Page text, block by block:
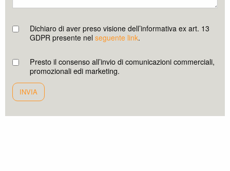
Dichiaro di aver preso visione dell’informativa ex art. 13
GDPR presente nel seguente link.
Presto il consenso all’invio di comunicazioni commerciali,
promozionali edi marketing.